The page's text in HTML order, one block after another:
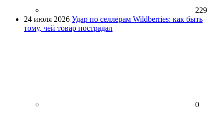
229
24 июля 2026 Удар по селлерам Wildberries: как быть
тому, чей товар пострадал
0